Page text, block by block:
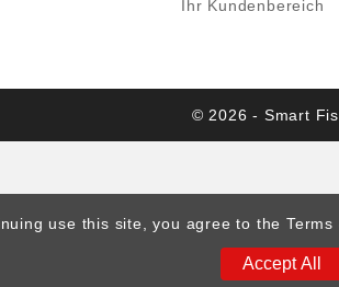
use this site, you agree to the
Accept All
Ihr Kundenbereich
© 2026 - Smart